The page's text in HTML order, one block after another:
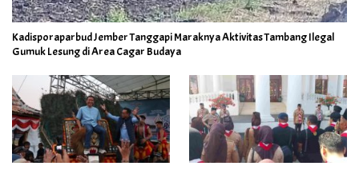
Kadisporaparbud Jember Tanggapi Maraknya Aktivitas Tambang Ilegal
Gumuk Lesung di Area Cagar Budaya